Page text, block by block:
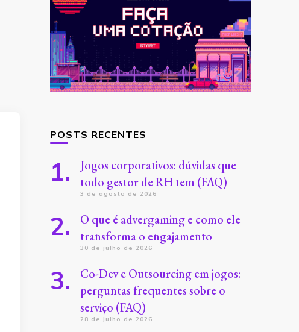
POSTS RECENTES
Jogos corporativos: dúvidas que
todo gestor de RH tem (FAQ)
3 de agosto de 2026
O que é advergaming e como ele
transforma o engajamento
30 de julho de 2026
Co-Dev e Outsourcing em jogos:
perguntas frequentes sobre o
serviço (FAQ)
28 de julho de 2026